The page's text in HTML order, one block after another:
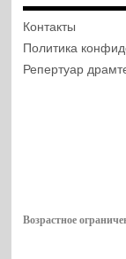
Контакты
Политика
Репертуар
Возрастное